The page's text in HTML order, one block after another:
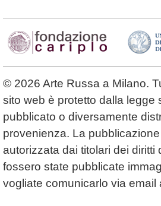
© 2026 Arte Russa a Milano.
sito web è protetto dalla
pubblicato o diversamente
provenienza. La
autorizzata dai titolari dei
fossero state pubblicate
vogliate comunicarlo via email